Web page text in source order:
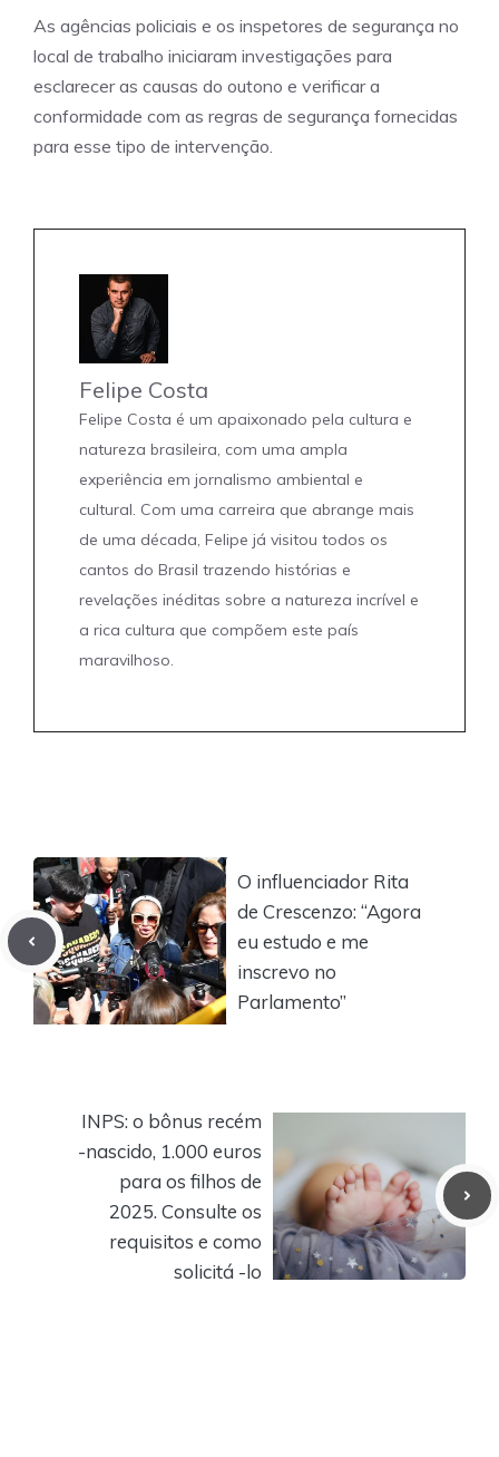
As agências policiais e os inspetores de segurança no
local de trabalho iniciaram investigações para
esclarecer as causas do outono e verificar a
conformidade com as regras de segurança fornecidas
para esse tipo de intervenção.
Felipe Costa
Felipe Costa é um apaixonado pela cultura e
natureza brasileira, com uma ampla
experiência em jornalismo ambiental e
cultural. Com uma carreira que abrange mais
de uma década, Felipe já visitou todos os
cantos do Brasil trazendo histórias e
revelações inéditas sobre a natureza incrível e
a rica cultura que compõem este país
maravilhoso.
O influenciador Rita
de Crescenzo: “Agora
eu estudo e me
inscrevo no
Parlamento”
INPS: o bônus recém
-nascido, 1.000 euros
para os filhos de
2025. Consulte os
requisitos e como
solicitá -lo